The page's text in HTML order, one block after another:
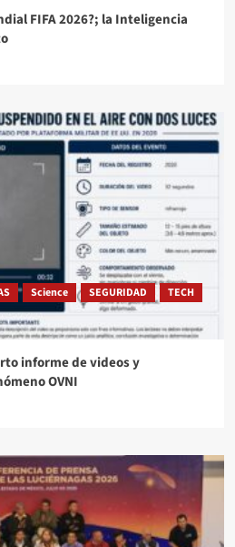
FIFA 2026?; la Inteligencia
Science SEGURIDAD
TECH
informe de videos y
OVNI